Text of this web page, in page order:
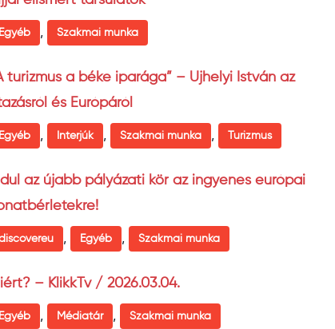
Egyéb , Szakmai munka
turizmus a béke iparága” – Ujhelyi István az
és Európáról
Egyéb , Interjúk , Szakmai munka , Turizmus
az újabb pályázati kör az ingyenes európai
, Egyéb , Szakmai munka
– KlikkTv / 2026.03.04.
Egyéb , Médiatár , Szakmai munka